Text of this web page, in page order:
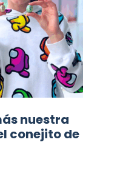
nuestra
conejito de